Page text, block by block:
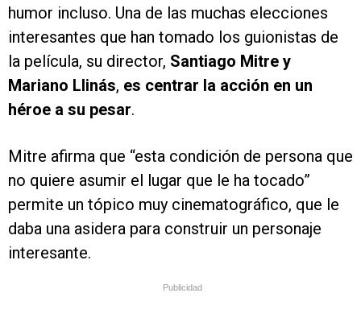
humor incluso. Una de las muchas elecciones
interesantes que han tomado los guionistas de
la película, su director, Santiago Mitre y
Mariano Llinás, es centrar la acción en un
héroe a su pesar.
Mitre afirma que “esta condición de persona que
no quiere asumir el lugar que le ha tocado”
permite un tópico muy cinematográfico, que le
daba una asidera para construir un personaje
interesante.
Publicidad